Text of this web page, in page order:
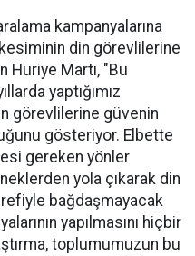
kampanyalarına
din görevlilerine
Huriye Martı, "Bu
yaptığımız
görevlilerine güvenin
gösteriyor. Elbette
gereken yönler
yola çıkarak din
bağdaşmayacak
yapılmasını hiçbir
toplumumuzun bu